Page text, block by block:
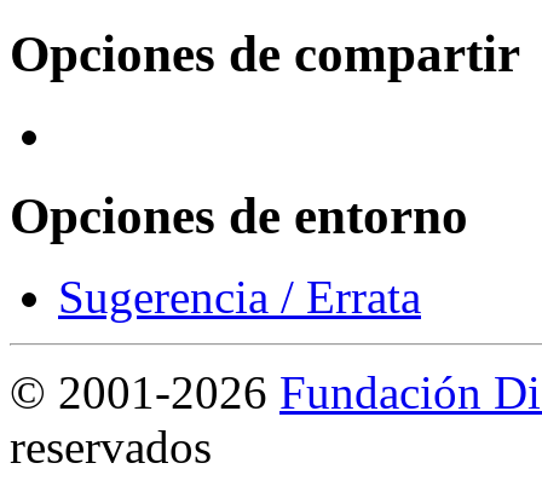
Opciones de compartir
Opciones de entorno
Sugerencia / Errata
© 2001-2026 Fundación
reservados